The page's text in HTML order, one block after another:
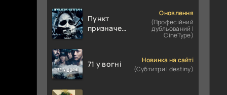
Пункт
призначення
Оновлення
(Професійний
дубльований |
CineType)
71 у вогні
Новинка на сайті
(Субтитри | destiny)